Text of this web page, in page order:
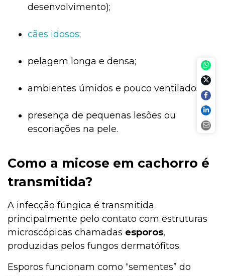
desenvolvimento);
cães idosos;
pelagem longa e densa;
ambientes úmidos e pouco ventilados;
presença de pequenas lesões ou
escoriações na pele.
Como a micose em cachorro é
transmitida?
A infecção fúngica é transmitida
principalmente pelo contato com estruturas
microscópicas chamadas esporos,
produzidas pelos fungos dermatófitos.
Esporos funcionam como “sementes” do